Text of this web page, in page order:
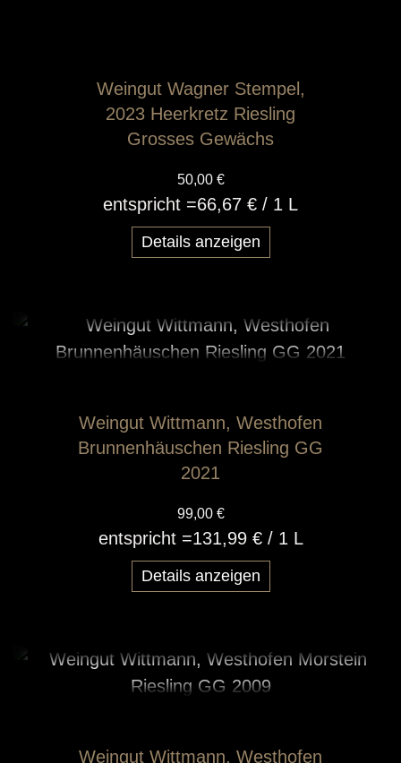
Weingut Wagner Stempel,
2023 Heerkretz Riesling
Grosses Gewächs
50,00 €
entspricht =66,67 € / 1 L
Details anzeigen
Weingut Wittmann, Westhofen
Brunnenhäuschen Riesling GG
2021
99,00 €
entspricht =131,99 €/ 1 L
Details anzeigen
Weingut Wittmann, Westhofen